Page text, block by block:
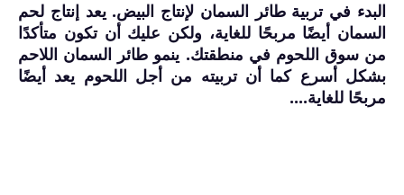
البدء في تربية طائر السمان لإنتاج البيض. يعد إنتاج لحم
السمان أيضًا مربحًا للغاية، ولكن عليك أن تكون متأكدًا
من سوق اللحوم في منطقتك. ينمو طائر السمان اللاحم
بشكل أسرع كما أن تربيته من أجل اللحوم يعد أيضًا
مربحًا للغاية....